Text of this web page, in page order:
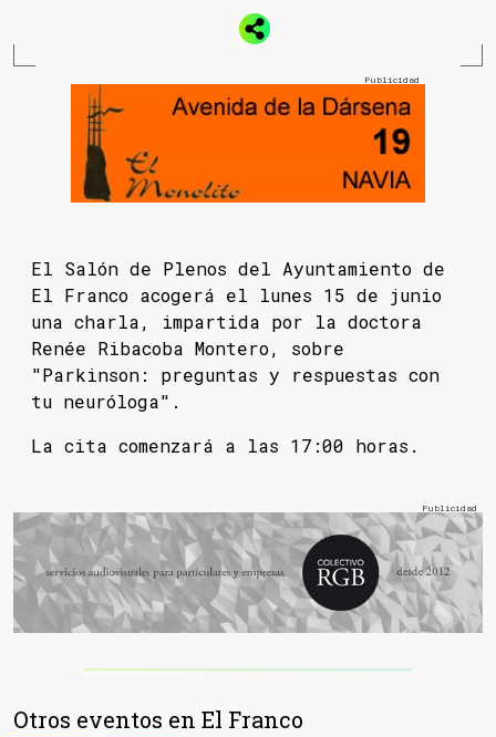
El Salón de Plenos del Ayuntamiento de
El Franco acogerá el lunes 15 de junio
una charla, impartida por la doctora
Renée Ribacoba Montero, sobre
"Parkinson: preguntas y respuestas con
tu neuróloga".
La cita comenzará a las 17:00 horas.
Otros eventos en El Franco